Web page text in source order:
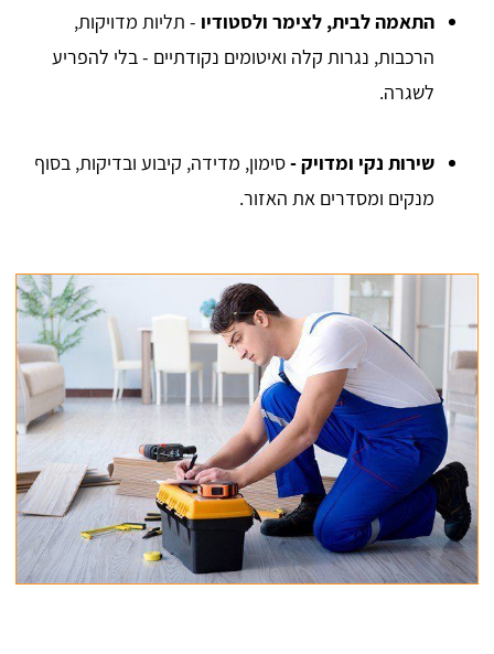
התאמה לבית, לצימר ולסטודיו - תליות מדויקות,
הרכבות, נגרות קלה ואיטומים נקודתיים - בלי להפריע
לשגרה.
שירות נקי ומדויק -סימון, מדידה, קיבוע ובדיקות, בסוף
מנקים ומסדרים את האזור.